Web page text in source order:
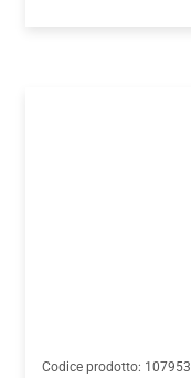
Codice prodotto: 107953